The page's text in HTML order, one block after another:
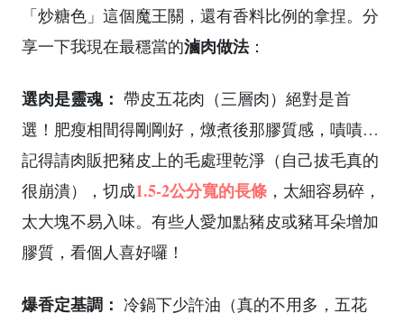
「炒糖色」這個魔王關，還有香料比例的拿捏。分
享一下我現在最穩當的滷肉做法：
選肉是靈魂： 帶皮五花肉（三層肉）絕對是首
選！肥瘦相間得剛剛好，燉煮後那膠質感，嘖嘖…
記得請肉販把豬皮上的毛處理乾淨（自己拔毛真的
很崩潰），切成1.5-2公分寬的長條 ，太細容易碎，
太大塊不易入味。有些人愛加點豬皮或豬耳朵增加
膠質，看個人喜好囉！
爆香定基調： 冷鍋下少許油（真的不用多，五花